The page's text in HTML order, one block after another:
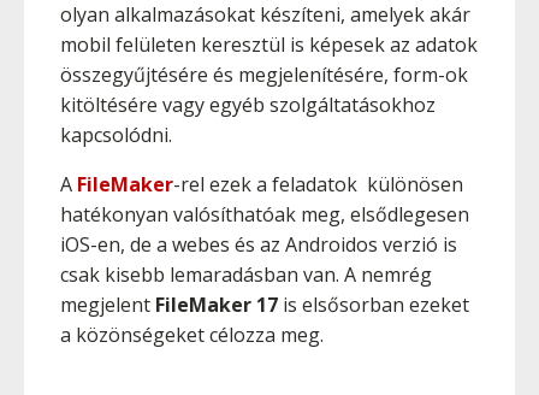
olyan alkalmazásokat készíteni, amelyek akár
mobil felületen keresztül is képesek az adatok
összegyűjtésére és megjelenítésére, form-ok
kitöltésére vagy egyéb szolgáltatásokhoz
kapcsolódni.
A FileMaker-rel ezek a feladatok különösen
hatékonyan valósíthatóak meg, elsődlegesen
iOS-en, de a webes és az Androidos verzió is
csak kisebb lemaradásban van. A nemrég
megjelent FileMaker 17 is elsősorban ezeket
a közönségeket célozza meg.